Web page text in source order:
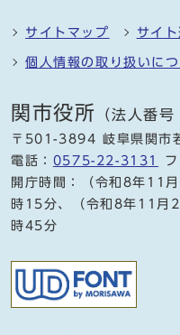
サイトマップ サイ
個人情報の取り扱いにつ
関市役所 （法人番
〒501-3894 岐阜県関市
電話： 0575-22-3131
開庁時間：（令和8年11
時15分、（令和8年11
時45分